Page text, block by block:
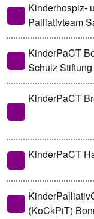
Kinderhospiz-
Palliativteam
KinderPaCT
Schulz Stiftung
KinderPaCT
KinderPaCT
(KoCkPiT)